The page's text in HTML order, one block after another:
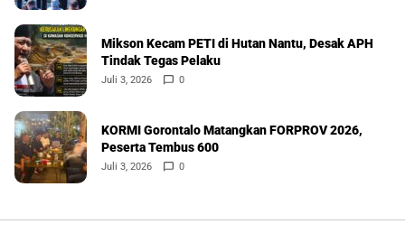
Mikson Kecam PETI di Hutan Nantu, Desak APH
Tindak Tegas Pelaku
Juli 3, 2026 0
KORMI Gorontalo Matangkan FORPROV 2026,
Peserta Tembus 600
Juli 3, 2026 0